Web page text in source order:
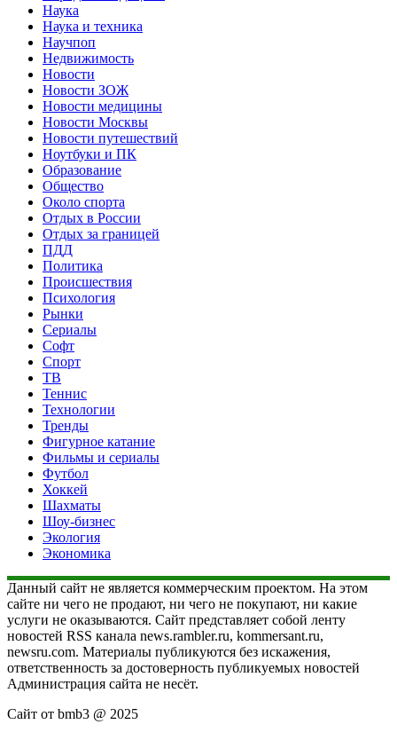
Наука
Наука и техника
Научпоп
Недвижимость
Новости
Новости ЗОЖ
Новости медицины
Новости Москвы
Новости путешествий
Ноутбуки и ПК
Образование
Общество
Около спорта
Отдых в России
Отдых за границей
ПДД
Политика
Происшествия
Психология
Рынки
Сериалы
Софт
Спорт
ТВ
Теннис
Технологии
Тренды
Фигурное катание
Фильмы и сериалы
Футбол
Хоккей
Шахматы
Шоу-бизнес
Экология
Экономика
Данный сайт не является коммерческим проектом. На этом
сайте ни чего не продают, ни чего не покупают, ни какие
услуги не оказываются. Сайт представляет собой ленту
новостей RSS канала news.rambler.ru, kommersant.ru,
newsru.com. Материалы публикуются без искажения,
ответственность за достоверность публикуемых новостей
Администрация сайта не несёт.
Сайт от bmb3 @ 2025